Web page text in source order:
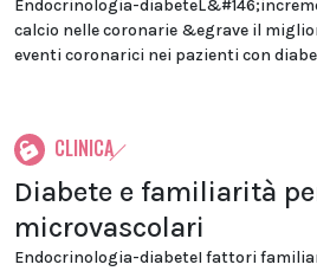
Endocrinologia-
calcio nelle coronarie &egrave il
eventi coronarici nei pazienti con
CLINICA
Diabete e familiarità
microvascolari
Endocrinologia-diabeteI fattori